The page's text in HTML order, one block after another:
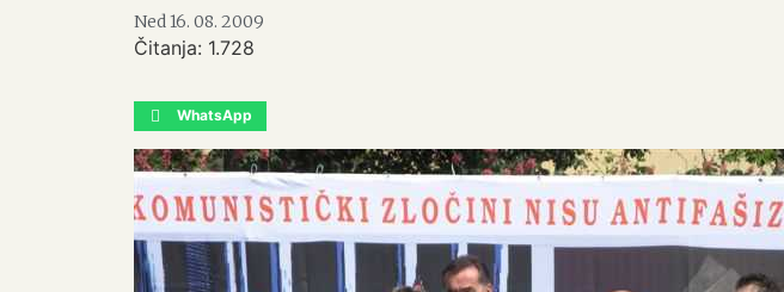
Ned 16. 08. 2009
Čitanja: 1.728
WhatsApp